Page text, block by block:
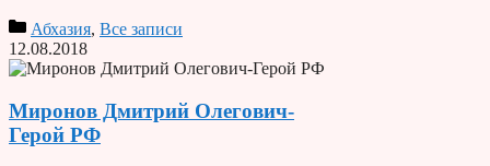
Абхазия, Все записи
12.08.2018
Миронов Дмитрий Олегович-
Герой РФ